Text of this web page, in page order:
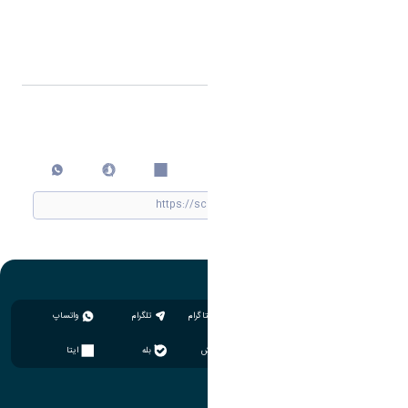
اینستاگرام تلگرام واتساپ
سروش بله ایتا